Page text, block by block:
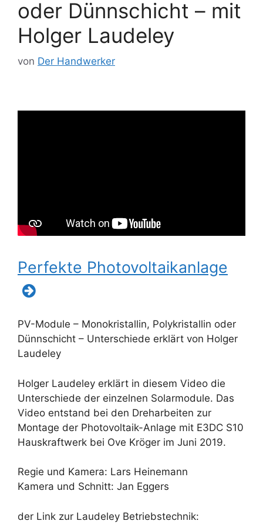
oder Dünnschicht – mit
Holger Laudeley
von Der Handwerker
Perfekte Photovoltaikanlage
PV-Module – Monokristallin, Polykristallin oder
Dünnschicht – Unterschiede erklärt von Holger
Laudeley
Holger Laudeley erklärt in diesem Video die
Unterschiede der einzelnen Solarmodule. Das
Video entstand bei den Dreharbeiten zur
Montage der Photovoltaik-Anlage mit E3DC S10
Hauskraftwerk bei Ove Kröger im Juni 2019.
Regie und Kamera: Lars Heinemann
Kamera und Schnitt: Jan Eggers
der Link zur Laudeley Betriebstechnik: